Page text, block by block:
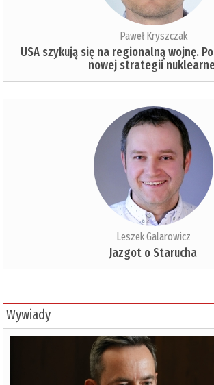
Paweł Kryszczak
USA szykują się na regionalną wojnę.
nowej strategii
Leszek Galarowicz
Jazgot o Starucha
Wywiady